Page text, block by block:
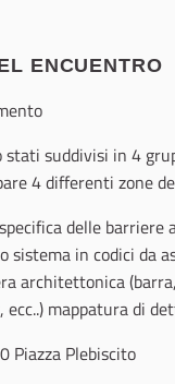
ENCUENTRO
stati suddivisi in 4
4 differenti zone
delle
sistema in codici da
architettonica
mappatura di
Piazza Plebiscito